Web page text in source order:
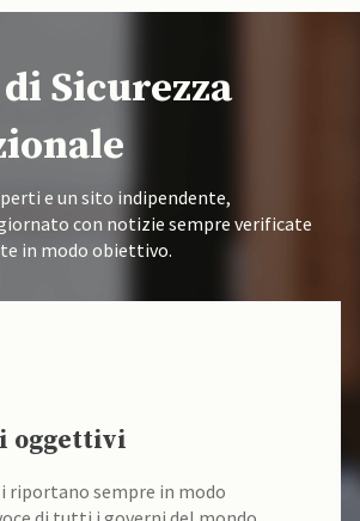
Sicurezza
e un sito indipendente,
con notizie sempre verificate
in modo obiettivo.
oggettivi
riportano sempre in modo